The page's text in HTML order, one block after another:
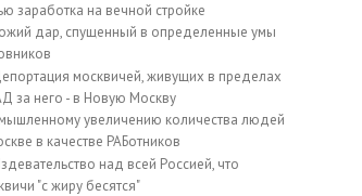
заработка на вечной стройке
дар, спущенный в определенные умы
москвичей, живущих в пределах
за него - в Новую Москву
увеличению количества людей
в качестве РАБотников
над всей Россией, что
"с жиру бесятся"